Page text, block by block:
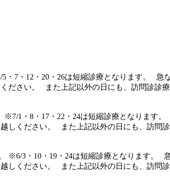
7・12・20・26は短縮診療となります。 急
ださい。 また上記以外の日にも、訪問診診
1・8・17・22・24は短縮診療となります
しください。 また上記以外の日にも、訪問
※6/3・10・19・24は短縮診療となります。
しください。 また上記以外の日にも、訪問